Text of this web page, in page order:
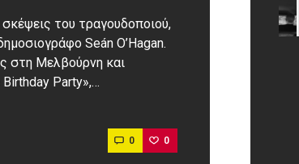
του τραγουδοποιού,
Seán O’Hagan.
στη Μελβούρνη και
Party»,…
0 0